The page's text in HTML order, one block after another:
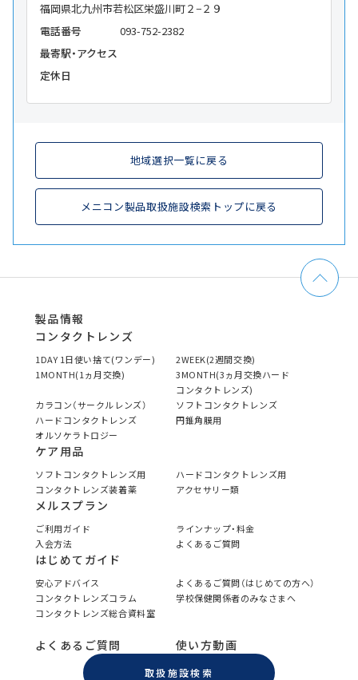
福岡県北九州市若松区栄盛川町２−２９
電話番号
093-752-2382
最寄駅・アクセス
定休日
地域選択一覧に戻る
メニコン製品取扱施設検索トップに戻る
製品情報
コンタクトレンズ
1DAY 1日使い捨て(ワンデー)
2WEEK(2週間交換)
1MONTH(1ヵ月交換)
3MONTH(3ヵ月交換ハード
コンタクトレンズ)
カラコン（サークルレンズ）
ソフトコンタクトレンズ
ハードコンタクトレンズ
円錐角膜用
オルソケラトロジー
ケア用品
ソフトコンタクトレンズ用
ハードコンタクトレンズ用
コンタクトレンズ装着薬
アクセサリー類
メルスプラン
ご利用ガイド
ラインナップ・料金
入会方法
よくあるご質問
はじめてガイド
安心アドバイス
よくあるご質問（はじめての方へ）
コンタクトレンズコラム
学校保健関係者のみなさまへ
コンタクトレンズ総合資料室
よくあるご質問 使い方動画
取扱施設検索